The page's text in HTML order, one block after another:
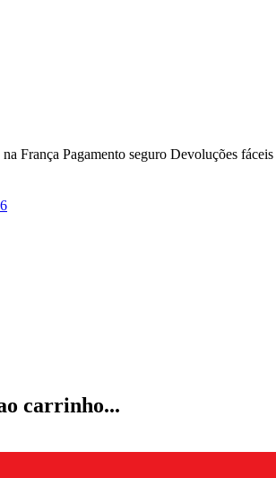
França Pagamento seguro Devoluções fáceis
carrinho...